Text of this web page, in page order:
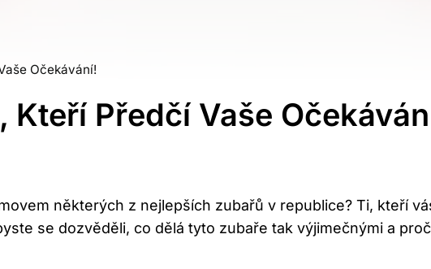
Očekávání!
Kteří Předčí Vaše
některých z nejlepších zubařů v republice? Ti, kteří
se dozvěděli, co dělá tyto zubaře tak výjimečnými a